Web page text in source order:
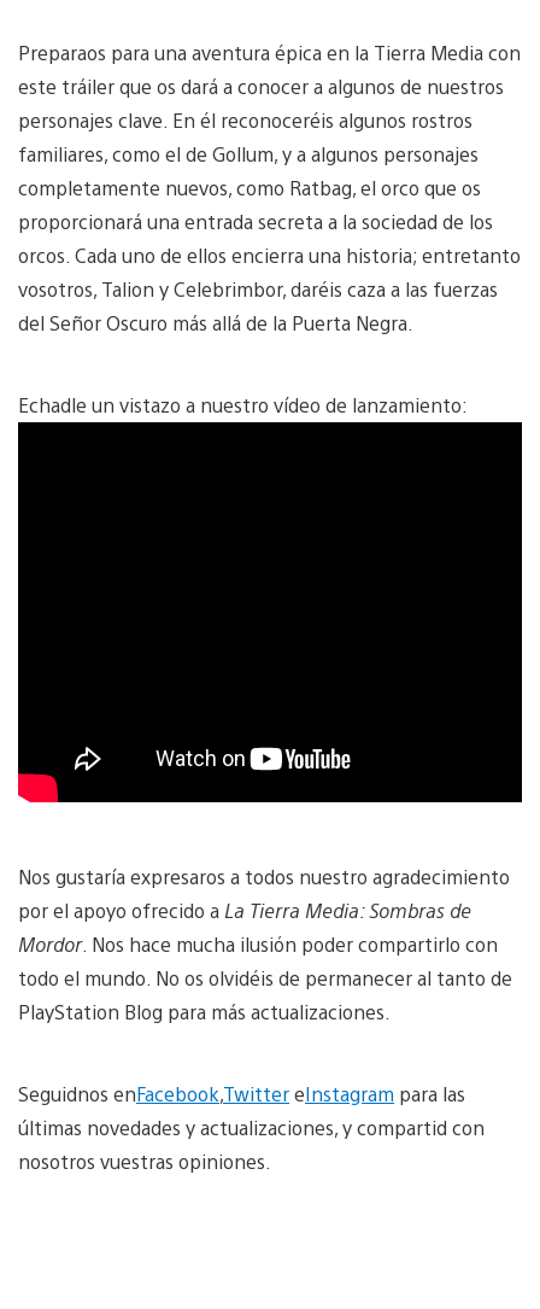
Preparaos para una aventura épica en la Tierra Media con
este tráiler que os dará a conocer a algunos de nuestros
personajes clave. En él reconoceréis algunos rostros
familiares, como el de Gollum, y a algunos personajes
completamente nuevos, como Ratbag, el orco que os
proporcionará una entrada secreta a la sociedad de los
orcos. Cada uno de ellos encierra una historia; entretanto
vosotros, Talion y Celebrimbor, daréis caza a las fuerzas
del Señor Oscuro más allá de la Puerta Negra.
Echadle un vistazo a nuestro vídeo de lanzamiento:
Nos gustaría expresaros a todos nuestro agradecimiento
por el apoyo ofrecido a La Tierra Media: Sombras de
Mordor. Nos hace mucha ilusión poder compartirlo con
todo el mundo. No os olvidéis de permanecer al tanto de
PlayStation Blog para más actualizaciones.
Seguidnos enFacebook,TwittereInstagram para las
últimas novedades y actualizaciones, y compartid con
nosotros vuestras opiniones.